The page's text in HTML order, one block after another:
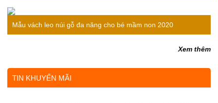
Mẫu vách leo núi gỗ đa năng cho bé mầm non 2020
Xem thêm
TIN KHUYẾN MÃI